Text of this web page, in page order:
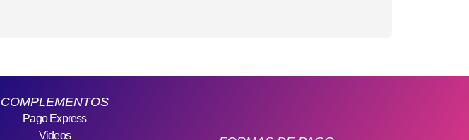
COMPLEMENTOS
Pago Express
Videos